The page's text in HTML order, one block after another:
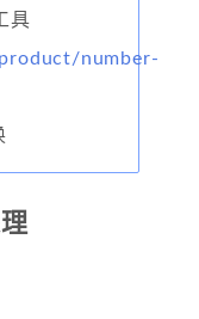
具
number-